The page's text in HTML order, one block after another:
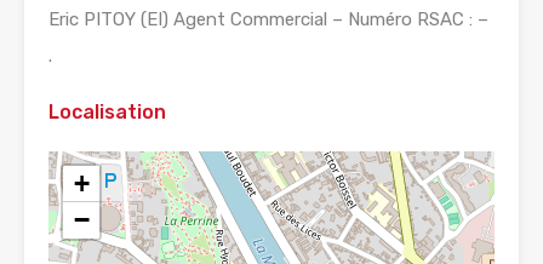
Eric PITOY (EI) Agent Commercial – Numéro RSAC : –
.
Localisation
+
−